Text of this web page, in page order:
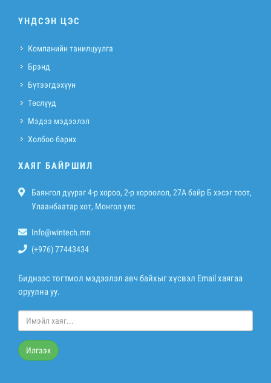
ҮНДСЭН ЦЭС
Компанийн танилцуулга
Брэнд
Бүтээгдэхүүн
Төслүүд
Мэдээ мэдээлэл
Холбоо барих
ХАЯГ БАЙРШИЛ
Баянгол дүүрэг 4-р хороо, 2-р хороолол, 27A байр Б хэсэг тоот,
Улаанбаатар хот, Монгол улс
Info@wintech.mn
(+976) 77443434
Биднээс тогтмол мэдээлэл авч байхыг хүсвэл Email хаягаа
оруулна уу.
Илгээх